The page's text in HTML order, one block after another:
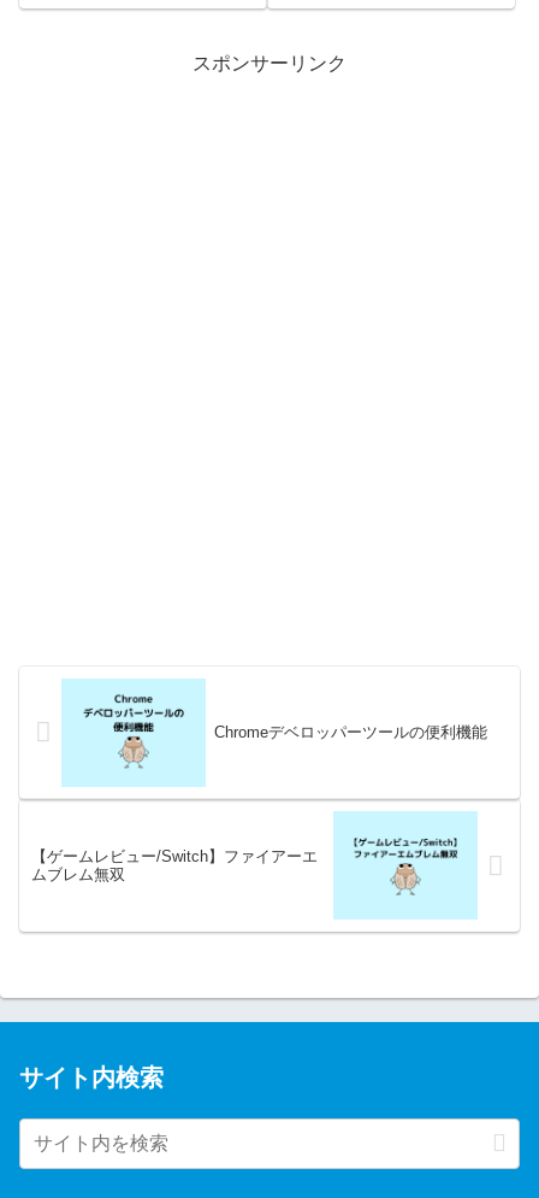
スポンサーリンク
Chromeデベロッパーツールの便利機能
【ゲームレビュー/Switch】ファイアーエ
ムブレム無双
サイト内検索